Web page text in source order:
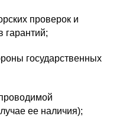
проверок и
гарантий;
государственных
ее наличия);